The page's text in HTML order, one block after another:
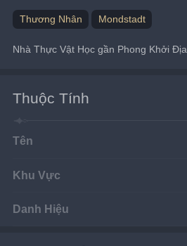
Thương Nhân Mondstadt
Nhà Thực Vật Học gần Phong Khởi Địa
Thuộc Tính
Tên
Khu Vực
Danh Hiệu